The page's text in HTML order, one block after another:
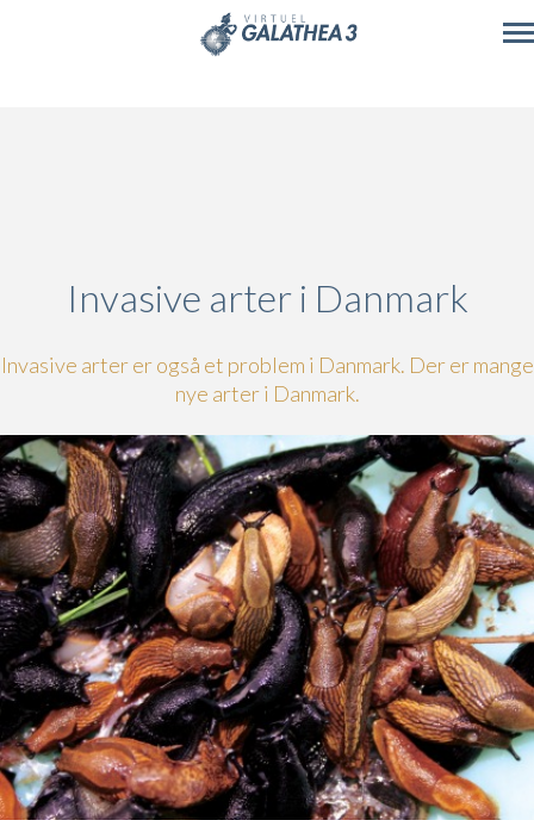
Invasive arter i Danmark
Invasive arter er også et problem i Danmark. Der er mange
nye arter i Danmark.